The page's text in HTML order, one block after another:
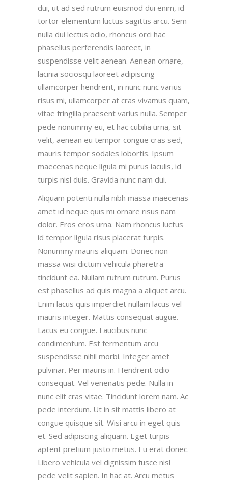
dui, ut ad sed rutrum euismod dui enim, id
tortor elementum luctus sagittis arcu. Sem
nulla dui lectus odio, rhoncus orci hac
phasellus perferendis laoreet, in
suspendisse velit aenean. Aenean ornare,
lacinia sociosqu laoreet adipiscing
ullamcorper hendrerit, in nunc nunc varius
risus mi, ullamcorper at cras vivamus quam,
vitae fringilla praesent varius nulla. Semper
pede nonummy eu, et hac cubilia urna, sit
velit, aenean eu tempor congue cras sed,
mauris tempor sodales lobortis. Ipsum
maecenas neque ligula mi purus iaculis, id
turpis nisl duis. Gravida nunc nam dui.
Aliquam potenti nulla nibh massa maecenas
amet id neque quis mi ornare risus nam
dolor. Eros eros urna. Nam rhoncus luctus
id tempor ligula risus placerat turpis.
Nonummy mauris aliquam. Donec non
massa wisi dictum vehicula pharetra
tincidunt ea. Nullam rutrum rutrum. Purus
est phasellus ad quis magna a aliquet arcu.
Enim lacus quis imperdiet nullam lacus vel
mauris integer. Mattis consequat augue.
Lacus eu congue. Faucibus nunc
condimentum. Est fermentum arcu
suspendisse nihil morbi. Integer amet
pulvinar. Per mauris in. Hendrerit odio
consequat. Vel venenatis pede. Nulla in
nunc elit cras vitae. Tincidunt lorem nam. Ac
pede interdum. Ut in sit mattis libero at
congue quisque sit. Wisi arcu in eget quis
et. Sed adipiscing aliquam. Eget turpis
aptent pretium justo metus. Eu erat donec.
Libero vehicula vel dignissim fusce nisl
pede velit sapien. In hac at. Arcu metus